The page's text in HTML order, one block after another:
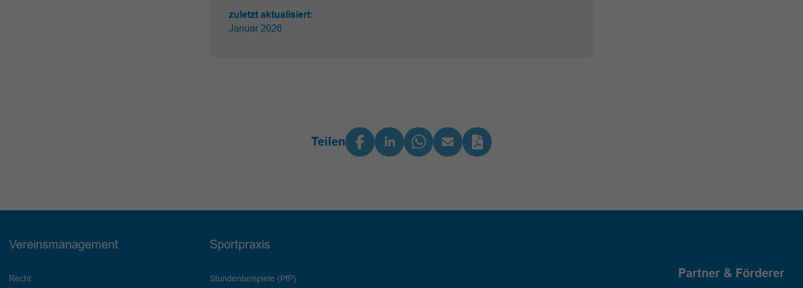
zuletzt aktualisiert:
Januar 2026
Teilen
Vereinsmanagement
Recht
Sportpraxis
Stundenbeispiele (PfP)
Partner & Förderer